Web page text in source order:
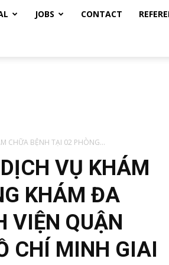
JOBS CONTACT
CHỮA BỆNH TẠI 02 PHÒNG...
VỤ KHÁM
KHÁM ĐA
VIỆN QUẬN
CHÍ MINH GIAI